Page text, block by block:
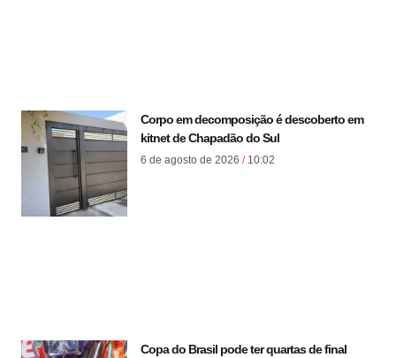
Corpo em decomposição é descoberto em
kitnet de Chapadão do Sul
6 de agosto de 2026 10:02
Copa do Brasil pode ter quartas de final